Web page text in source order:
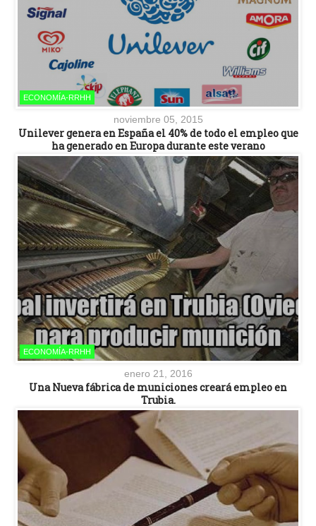
ECONOMÍA-RRHH
noviembre 05, 2015
Unilever genera en España el 40% de todo el empleo que
ha generado en Europa durante este verano
ECONOMÍA-RRHH
enero 21, 2016
Una Nueva fábrica de municiones creará empleo en
Trubia.